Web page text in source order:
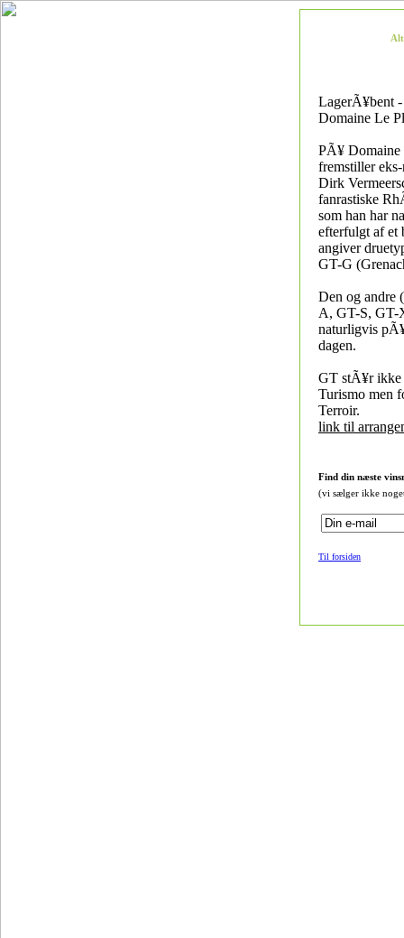
LagerÃ¥bent -
Domaine Le
PÃ¥ Domaine
fremstiller
Dirk
fanrastiske
som han har
efterfulgt af et
angiver
GT-G
Den og andre
A, GT-S, GT-
naturligvis
dagen.
GT stÃ¥r ikke
Turismo men
Terroir.
link til
Find din næste
(vi sælger ikke
Til forsiden